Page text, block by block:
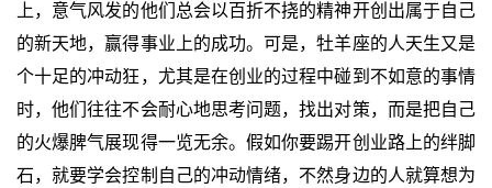
上，意气风发的他们总会以百折不挠的精神开创出属于自己
的新天地，赢得事业上的成功。可是，牡羊座的人天生又是
个十足的冲动狂，尤其是在创业的过程中碰到不如意的事情
时，他们往往不会耐心地思考问题，找出对策，而是把自己
的火爆脾气展现得一览无余。假如你要踢开创业路上的绊脚
石，就要学会控制自己的冲动情绪，不然身边的人就算想为